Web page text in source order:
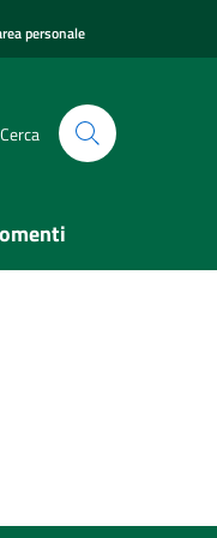
personale
Cerca